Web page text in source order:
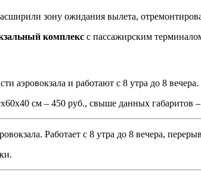
зону ожидания вылета,
комплекс с пассажирским
аэровокзала и работают с 8 утра до 8 вечера.
см – 450 руб., свыше данных габаритов
Работает с 8 утра до 8 вечера,